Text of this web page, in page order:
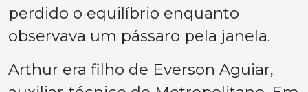
perdido o equilíbrio enquanto
observava um pássaro pela janela.
Arthur era filho de Everson Aguiar,